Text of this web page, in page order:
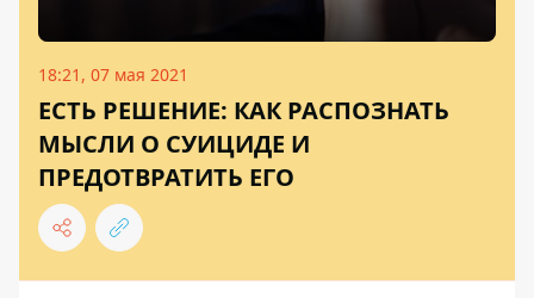
18:21, 07 мая 2021
ЕСТЬ РЕШЕНИЕ: КАК РАСПОЗНАТЬ
МЫСЛИ О СУИЦИДЕ И
ПРЕДОТВРАТИТЬ ЕГО